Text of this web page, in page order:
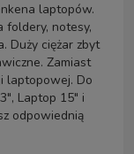
laptopów.
foldery, notesy,
Duży ciężar zbyt
Zamiast
laptopowej. Do
, Laptop 15" i
odpowiednią